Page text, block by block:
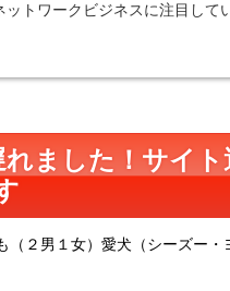
トワークビジネスに注目して
れました！サイト
（２男１女）愛犬（シーズー・